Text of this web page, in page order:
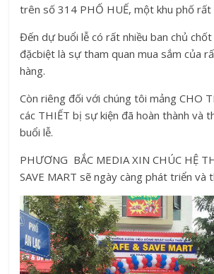
trên số 314 PHỐ HUẾ, một khu phố rất
Đến dự buổi lễ có rất nhiều ban chủ
đặcbiệt là sự tham quan mua sắm của
hàng.
Còn riêng đối với chúng tôi mảng CHO
các THIẾT bị sự kiện đã hoàn thành và
buổi lễ.
PHƯƠNG BẮC MEDIA XIN CHÚC HỆ
SAVE MART sẽ ngày càng phát triển và